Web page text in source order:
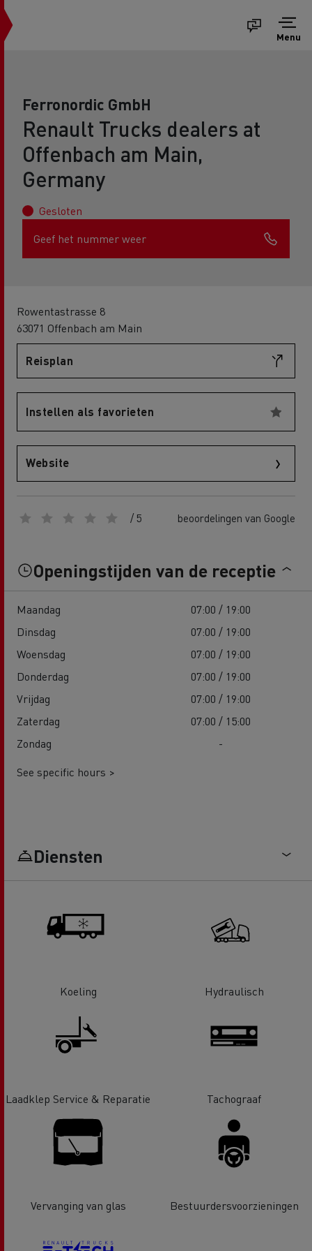
Menu
Ferronordic GmbH
Renault Trucks dealers at
Offenbach am Main,
Germany
Gesloten
Geef het nummer weer
Rowentastrasse 8
63071 Offenbach am Main
Reisplan
Instellen als favorieten
Website
/ 5 beoordelingen van Google
Openingstijden van de receptie
Maandag
07:00 / 19:00
Dinsdag
07:00 / 19:00
Woensdag
07:00 / 19:00
Donderdag
07:00 / 19:00
Vrijdag
07:00 / 19:00
Zaterdag
07:00 / 15:00
Zondag
-
See specific hours >
Diensten
Koeling Hydraulisch
Laadklep Service & Reparatie Tachograaf
Vervanging van glas Bestuurdersvoorzieningen